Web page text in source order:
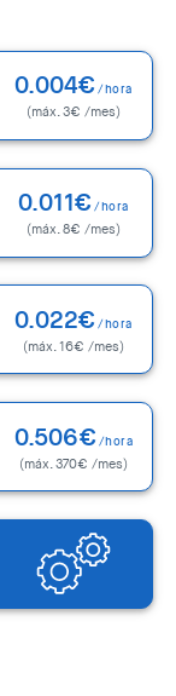
0.004€/hora
(máx. 3€ /mes)
0.011€/hora
(máx. 8€ /mes)
0.022€/hora
(máx. 16€ /mes)
0.506€ /hora
(máx. 370€ /mes)